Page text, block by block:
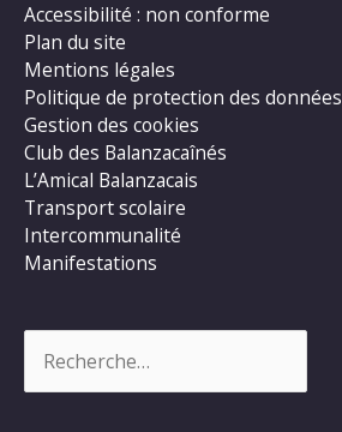
Accessibilité : non conforme
Plan du site
Mentions légales
Politique de protection des données
Gestion des cookies
Club des Balanzacaînés
L’Amical Balanzacais
Transport scolaire
Intercommunalité
Manifestations